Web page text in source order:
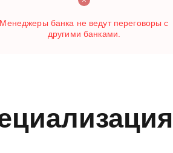
Менеджеры банка не ведут переговоры с
другими банками.